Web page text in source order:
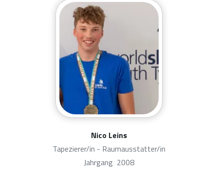
Nico Leins
Tapezierer/in - Raumausstatter/in
Jahrgang 2008